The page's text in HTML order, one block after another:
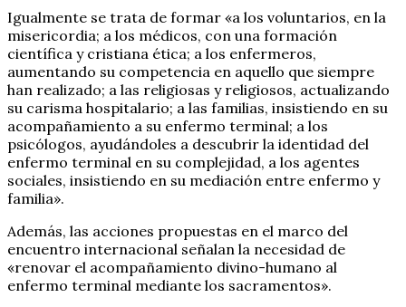
Igualmente se trata de formar «a los voluntarios, en la
misericordia; a los médicos, con una formación
científica y cristiana ética; a los enfermeros,
aumentando su competencia en aquello que siempre
han realizado; a las religiosas y religiosos, actualizando
su carisma hospitalario; a las familias, insistiendo en su
acompañamiento a su enfermo terminal; a los
psicólogos, ayudándoles a descubrir la identidad del
enfermo terminal en su complejidad, a los agentes
sociales, insistiendo en su mediación entre enfermo y
familia».
Además, las acciones propuestas en el marco del
encuentro internacional señalan la necesidad de
«renovar el acompañamiento divino-humano al
enfermo terminal mediante los sacramentos».